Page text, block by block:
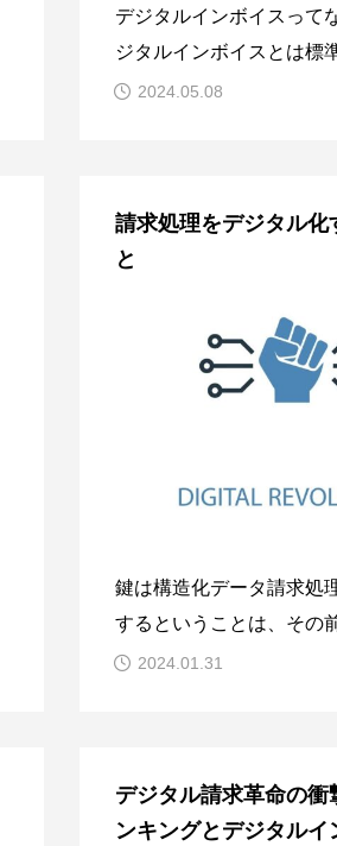
デジタルインボイスって
ジタルインボイスとは標
のデジタルデータと転送
は言わば標準化された請
ト（コードの集合体）と
2024.05.08
請求処理をデジタル化
と
鍵は構造化データ請求処
するということは、その
とのデジタル連携を可能
使うと一般の利用者を遠
平たく言えば、共通仕様
2024.01.31
デジタル請求革命の
ンキングとデジタルイ